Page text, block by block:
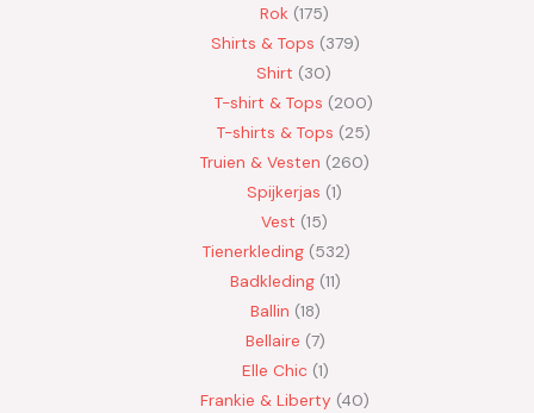
Rok 175
Shirts & Tops 379
Shirt
30
T-shirt & Tops
200
T-shirts & Tops
25
Truien & Vesten
260
Spijkerjas 1
Vest 15
Tienerkleding 532
Badkleding 11
Ballin 18
Bellaire 7
Elle Chic 1
Frankie & Liberty 40